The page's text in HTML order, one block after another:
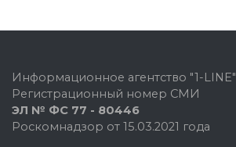
Информационное агентство "1-LINE"
Регистрационный номер СМИ
ЭЛ № ФС 77 - 80446
Роскомнадзор от 15.03.2021 года